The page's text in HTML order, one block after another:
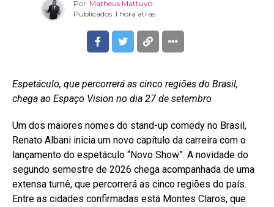
Por Matheus Mattuvo
Publicados 1 hora atrás
Espetáculo, que percorrerá as cinco regiões do Brasil,
chega ao Espaço Vision no dia 27 de setembro
Um dos maiores nomes do stand-up comedy no Brasil,
Renato Albani inicia um novo capítulo da carreira com o
lançamento do espetáculo “Novo Show”. A novidade do
segundo semestre de 2026 chega acompanhada de uma
extensa turnê, que percorrerá as cinco regiões do país.
Entre as cidades confirmadas está Montes Claros, que